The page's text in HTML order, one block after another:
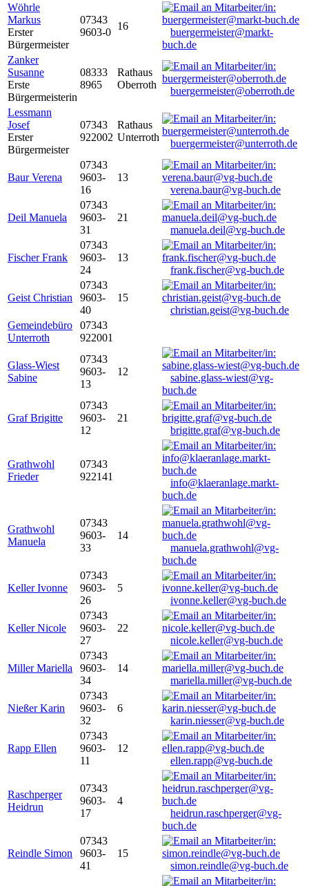
Wöhrle
Markus
Erster
Bürgermeister
07343
9603-0
16
buergermeister@markt-
buch.de
Zanker
Susanne
Erste
Bürgermeisterin
08333
8965
Rathaus
Oberroth
buergermeister@oberroth.de
Lessmann
Josef
Erster
Bürgermeister
07343
922002
Rathaus
Unterroth
buergermeister@unterroth.de
Baur Verena
07343
9603-
16
13
verena.baur@vg-buch.de
Deil Manuela
07343
9603-
31
21
manuela.deil@vg-buch.de
Fischer Frank
07343
9603-
24
13
frank.fischer@vg-buch.de
Geist Christian
07343
9603-
40
15
christian.geist@vg-buch.de
Gemeindebüro
Unterroth
07343
922001
Glass-Wiest
Sabine
07343
9603-
13
12
sabine.glass-wiest@vg-
buch.de
Graf Brigitte
07343
9603-
12
21
brigitte.graf@vg-buch.de
Grathwohl
Frieder
07343
922141
info@klaeranlage.markt-
buch.de
Grathwohl
Manuela
07343
9603-
33
14
manuela.grathwohl@vg-
buch.de
Keller Ivonne
07343
9603-
26
5
ivonne.keller@vg-buch.de
Keller Nicole
07343
9603-
27
22
nicole.keller@vg-buch.de
Miller Mariella
07343
9603-
34
14
mariella.miller@vg-buch.de
Nießer Karin
07343
9603-
32
6
karin.niesser@vg-buch.de
Rapp Ellen
07343
9603-
11
12
ellen.rapp@vg-buch.de
Raschperger
Heidrun
07343
9603-
17
4
heidrun.raschperger@vg-
buch.de
Reindle Simon
07343
9603-
41
15
simon.reindle@vg-buch.de